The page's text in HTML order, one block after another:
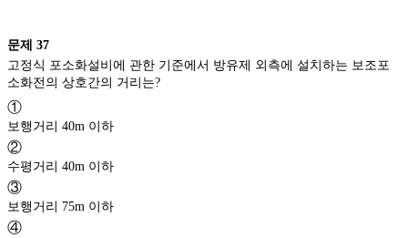
문제 37
고정식 포소화설비에 관한 기준에서 방유제 외측에 설치하는 보조포
①
보행거리 40m 이하
②
수평거리 40m 이하
③
보행거리 75m 이하
④